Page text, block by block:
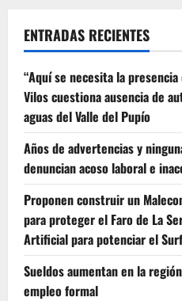
ENTRADAS RECIENTES
“Aquí se necesita la
Vilos cuestiona ausencia de
aguas del Valle del Pupío
Años de advertencias y
denuncian acoso laboral e
Proponen construir un
para proteger el Faro de La
Artificial para potenciar el Surf
Sueldos aumentan en la
empleo formal